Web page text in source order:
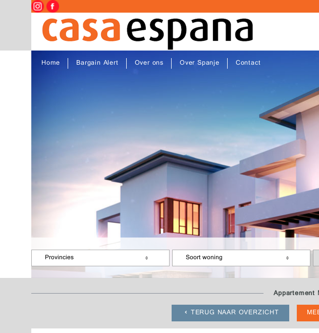
Home Bargain Alert Over ons Over Spanje Contact
Provincies Soort woning
TERUG NAAR OVERZICHT